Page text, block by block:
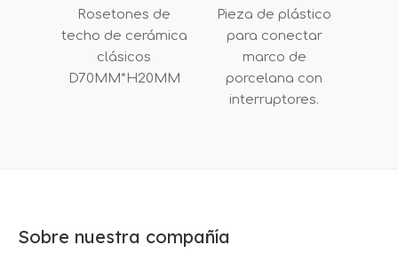
Rosetones de
techo de cerámica
clásicos
D70MM*H20MM
Pieza de plástico
para conectar
marco de
porcelana con
interruptores.
Sobre nuestra compañía